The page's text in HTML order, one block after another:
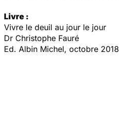
Livre :
Vivre le deuil au jour le jour
Dr Christophe Fauré
Ed. Albin Michel, octobre 2018